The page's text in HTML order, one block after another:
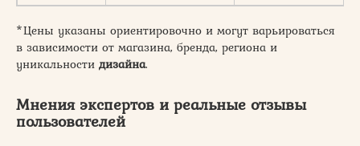
*Цены указаны ориентировочно и могут варьироваться
в зависимости от магазина, бренда, региона и
уникальности дизайна.
Мнения экспертов и реальные отзывы
пользователей